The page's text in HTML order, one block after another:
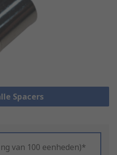
Spacers
van 100 eenheden)*